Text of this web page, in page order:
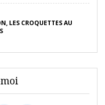
LES CROQUETTES AU